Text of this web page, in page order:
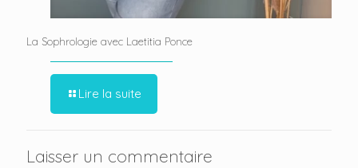
La Sophrologie avec Laetitia Ponce
Lire la suite
Laisser un commentaire